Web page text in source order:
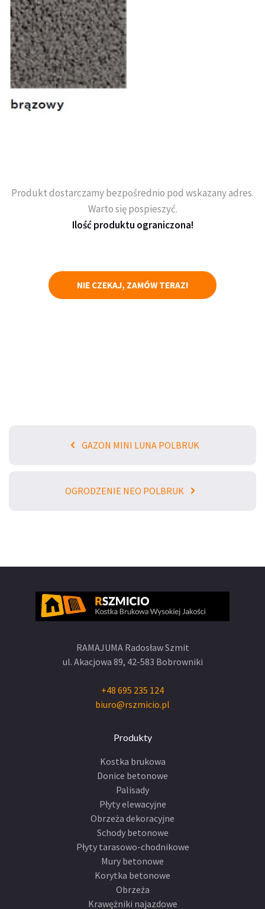
Produkt dostarczamy bezpośrednio pod wskazany adres.
Warto się pospieszyć.
Ilość produktu ograniczona!
NIE CZEKAJ, ZAMÓW TERAZ!
GAZON MINI LUNA POLBRUK
OGRODZENIE NEO POLBRUK
RAMAJUMA Radosław Szmit
ul. Akacjowa 89, 42-583 Bobrowniki
+48 695 235 124
biuro@rszmicio.pl
Produkty
Kostka brukowa
Donice betonowe
Palisady
Płyty elewacyjne
Obrzeża dekoracyjne
Schody betonowe
Płyty tarasowo-chodnikowe
Mury betonowe
Korytka betonowe
Obrzeża
Krawężniki najazdowe